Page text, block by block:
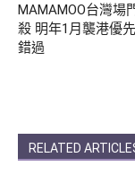
MAMAMOO台灣場
殺 明年1月襲港優
錯過
RELATED